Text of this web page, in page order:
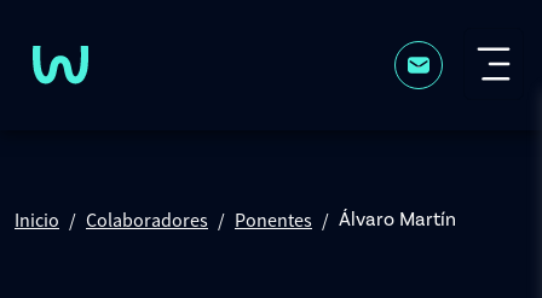
Inicio Colaboradores Ponentes Álvaro Martín